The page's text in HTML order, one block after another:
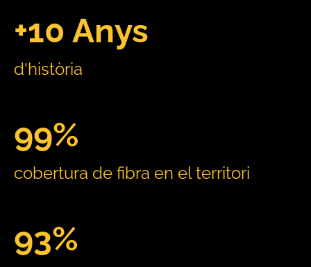
+10 Anys
d'història
99%
cobertura de fibra en el territori
93%